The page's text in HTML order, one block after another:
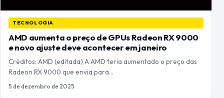
TECNOLOGIA
AMD aumenta o preço de GPUs Radeon RX 9000
e novo ajuste deve acontecer em janeiro
Créditos: AMD (editada) A AMD teria aumentado o preço das
Radeon RX 9000 que envia para…
5 de dezembro de 2025